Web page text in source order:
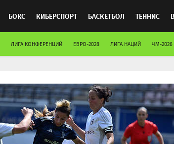
БОКС КИБЕРСПОРТ БАСКЕТБОЛ ТЕННИС
ЛИГА КОНФЕРЕНЦИЙ ЕВРО-2028 ЛИГА НАЦИЙ ЧМ-2026